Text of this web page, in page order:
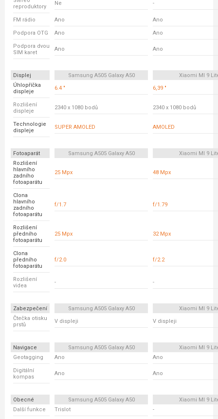
reproduktory
Ne -
FM rádio Ano Ano
Podpora OTG Ano Ano
Podpora dvou
SIM karet
Ano Ano
Displej Samsung A505 Galaxy A50
Xiaomi MI 9
Úhlopříčka
displeje
6.4 " 6,39 "
Rozlišení
displeje
2340 x 1080 bodů 2340 x 1080 bodů
Technologie
displeje
SUPER AMOLED AMOLED
Fotoaparát Samsung A505 Galaxy A50
Xiaomi MI 9
Rozlišení
hlavního
zadního
fotoaparátu
25 Mpx 48 Mpx
Clona
hlavního
zadního
fotoaparátu
f/1.7 f/1.79
Rozlišení
předního
fotoaparátu
25 Mpx 32 Mpx
Clona
předního
fotoaparátu
f/2.0 f/2.2
Rozlišení
videa
- -
Zabezpečení Samsung A505 Galaxy A50
Xiaomi MI 9
Čtečka otisku
prstů
V displeji V displeji
Navigace Samsung A505 Galaxy A50
Xiaomi MI 9
Geotagging
Ano Ano
Digitální
kompas
Ano Ano
Obecné Samsung A505 Galaxy A50
Xiaomi MI 9
Další funkce
Trislot -